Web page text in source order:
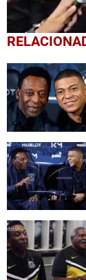
0
seconds
57
seconds